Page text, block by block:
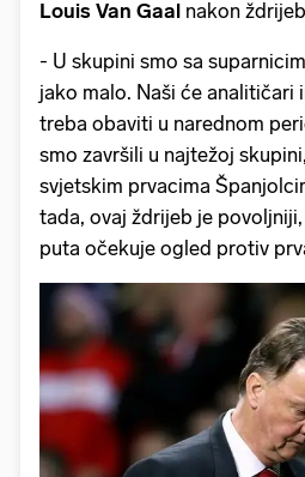
Louis Van Gaal nakon
- U skupini smo sa
jako malo. Naši će analitičari
treba obaviti u narednom
smo završili u najtežoj
svjetskim prvacima
tada, ovaj ždrijeb je
puta očekuje ogled protiv